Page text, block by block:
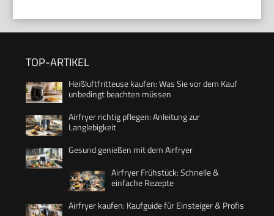
TOP-ARTIKEL
Heißluftfritteuse kaufen: Was Sie vor dem Kauf
unbedingt beachten müssen
Airfryer richtig pflegen: Anleitung zur
Langlebigkeit
Gesund genießen mit dem Airfryer
Airfryer Frühstück: Schnelle &
einfache Rezepte
Airfryer kaufen: Kaufguide für Einsteiger & Profis